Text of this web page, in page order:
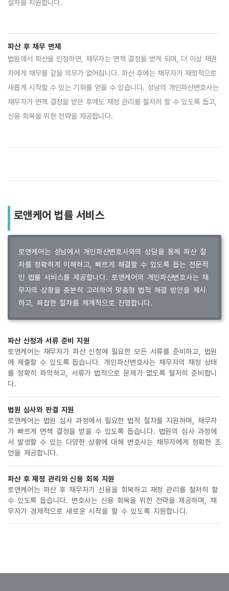
절차를 지원합니다.
파산 후 채무 면제
법원에서 파산을 인정하면, 채무자는 면책 결정을 받게 되며, 더 이상 채권
자에게 채무를 갚을 의무가 없어집니다. 파산 후에는 채무자가 재정적으로
새롭게 시작할 수 있는 기회를 얻을 수 있습니다. 성남의 개인파산변호사는
채무자가 면책 결정을 받은 후에도 재정 관리를 철저히 할 수 있도록 돕고,
신용 회복을 위한 전략을 제공합니다.
로앤케어 법률 서비스
로앤케어는 성남에서 개인파산변호사와의 상담을 통해 파산 절
차를 정확하게 이해하고, 빠르게 해결할 수 있도록 돕는 전문적
인 법률 서비스를 제공합니다. 로앤케어의 개인파산변호사는 채
무자의 상황을 충분히 고려하여 맞춤형 법적 해결 방안을 제시
하고, 복잡한 절차를 체계적으로 진행합니다.
파산 신청과 서류 준비 지원
로앤케어는 채무자가 파산 신청에 필요한 모든 서류를 준비하고, 법원
에 제출할 수 있도록 돕습니다. 개인파산변호사는 채무자의 재정 상태
를 정확히 파악하고, 서류가 법적으로 문제가 없도록 철저히 준비합니
다.
법원 심사와 판결 지원
로앤케어는 법원 심사 과정에서 필요한 법적 절차를 지원하며, 채무자
가 빠르게 면책 결정을 받을 수 있도록 돕습니다. 법원의 심사 과정에
서 발생할 수 있는 다양한 상황에 대해 변호사는 채무자에게 정확한 조
언을 제공합니다.
파산 후 재정 관리와 신용 회복 지원
로앤케어는 파산 후 채무자가 신용을 회복하고 재정 관리를 철저히 할
수 있도록 돕습니다. 변호사는 신용 회복을 위한 전략을 제공하며, 채
무자가 경제적으로 새로운 시작을 할 수 있도록 지원합니다.